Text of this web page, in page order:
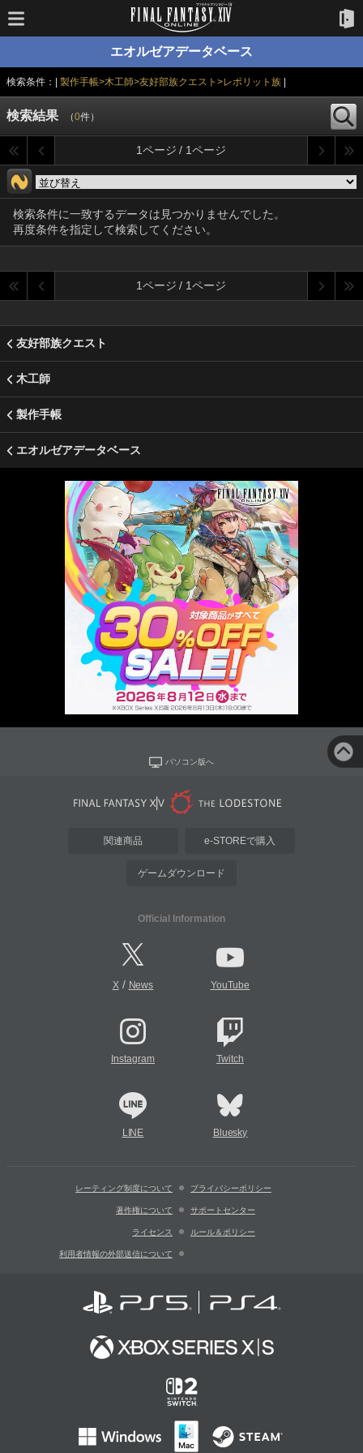
エオルゼアデータベース
検索条件：| 製作手帳>木工師>友好部族クエスト>レポリット族|
検索結果 （0件）
1ページ / 1ページ
検索条件に一致するデータは見つかりませんでした。
再度条件を指定して検索してください。
1ページ / 1ページ
友好部族クエスト
木工師
製作手帳
エオルゼアデータベース
パソコン版へ
関連商品 e-STOREで購入
ゲームダウンロード
Official Information
X/ News YouTube
Instagram Twitch
LINE Bluesky
レーティング制度について プライバシーポリシー
著作権について サポートセンター
ライセンス ルール＆ポリシー
利用者情報の外部送信について